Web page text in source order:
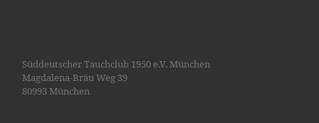
Süddeutscher Tauchclub 1950 e.V. München
Magdalena-Bräu Weg 39
80993 München